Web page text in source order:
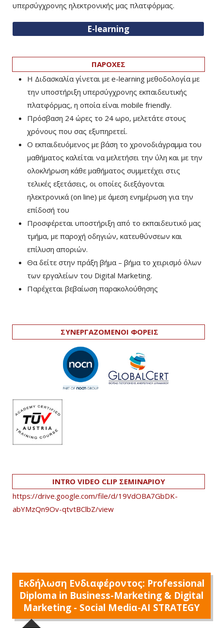
υπερσύγχρονης ηλεκτρονικής μας πλατφόρμας.
E-learning
ΠΑΡΟΧΕΣ
Η Διδασκαλία γίνεται με e-learning μεθοδολογία με
την υποστήριξη υπερσύγχρονης εκπαιδευτικής
πλατφόρμας, η οποία είναι mobile friendly.
Πρόσβαση 24 ώρες το 24 ωρο, μελετάτε στους
χρόνους που σας εξυπηρετεί.
Ο εκπαιδευόμενος με βάση το χρονοδιάγραμμα του
μαθήματος καλείται να μελετήσει την ύλη και με την
ολοκλήρωση κάθε μαθήματος συμμετέχει στις
τελικές εξετάσεις, οι οποίες διεξάγονται
ηλεκτρονικά (on line) με άμεση ενημέρωση για την
επίδοσή του
Προσφέρεται υποστήριξη από το εκπαιδευτικό μας
τμήμα, με παροχή οδηγιών, κατευθύνσεων και
επίλυση αποριών.
Θα δείτε στην πράξη βήμα – βήμα το χειρισμό όλων
των εργαλείων του Digital Marketing.
Παρέχεται βεβαίωση παρακολούθησης
ΣΥΝΕΡΓΑΖΟΜΕΝΟΙ ΦΟΡΕΙΣ
INTRO VIDEO CLIP ΣΕΜΙΝΑΡΙΟΥ
https://drive.google.com/file/d/19VdOBA7GbDK-
abYMzQn9Ov-qtvtBClbZ/view
Εκδήλωση Ενδιαφέροντος: Professional
Diploma in Business-Marketing & Digital
Marketing - Social Mediα-AI STRATEGY